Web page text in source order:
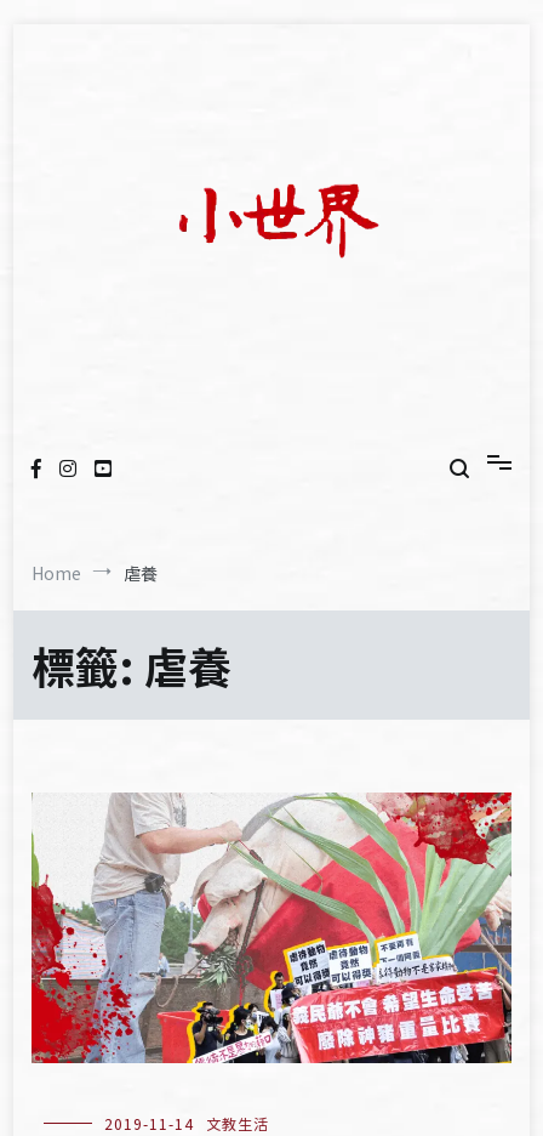
Home 虐養
標籤: 虐養
2019-11-14 文教生活